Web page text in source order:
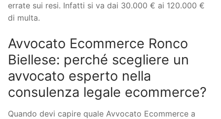
errate sui resi. Infatti si va dai 30.000 € ai 120.000 €
di multa.
Avvocato Ecommerce Ronco
Biellese: perché scegliere un
avvocato esperto nella
consulenza legale ecommerce?
Quando devi capire quale Avvocato Ecommerce a